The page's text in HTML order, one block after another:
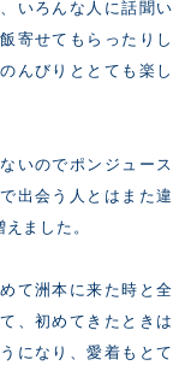
いろんな人に話聞い
寄せてもらったりし
んびりととても楽し
いのでポンジュース
出会う人とはまた違
ました。
て洲本に来た時と全
、初めてきたときは
になり、愛着もとて